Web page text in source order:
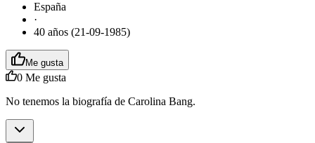
España
·
40 años (21-09-1985)
Me gusta
0 Me gusta
No tenemos la biografía de Carolina Bang.